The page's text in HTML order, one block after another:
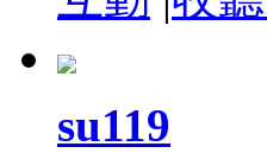
su119